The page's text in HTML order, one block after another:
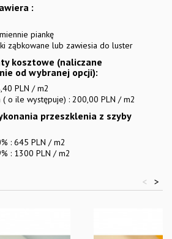
:
piankę
ząbkowane lub zawiesia do luster
kosztowe (naliczane
od wybranej opcji):
PLN / m2
o ile występuje) : 200,00 PLN / m2
przeszklenia z szyby
: 645 PLN / m2
: 1300 PLN / m2
>
<